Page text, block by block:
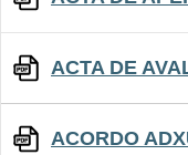
ACTA DE
ACORDO